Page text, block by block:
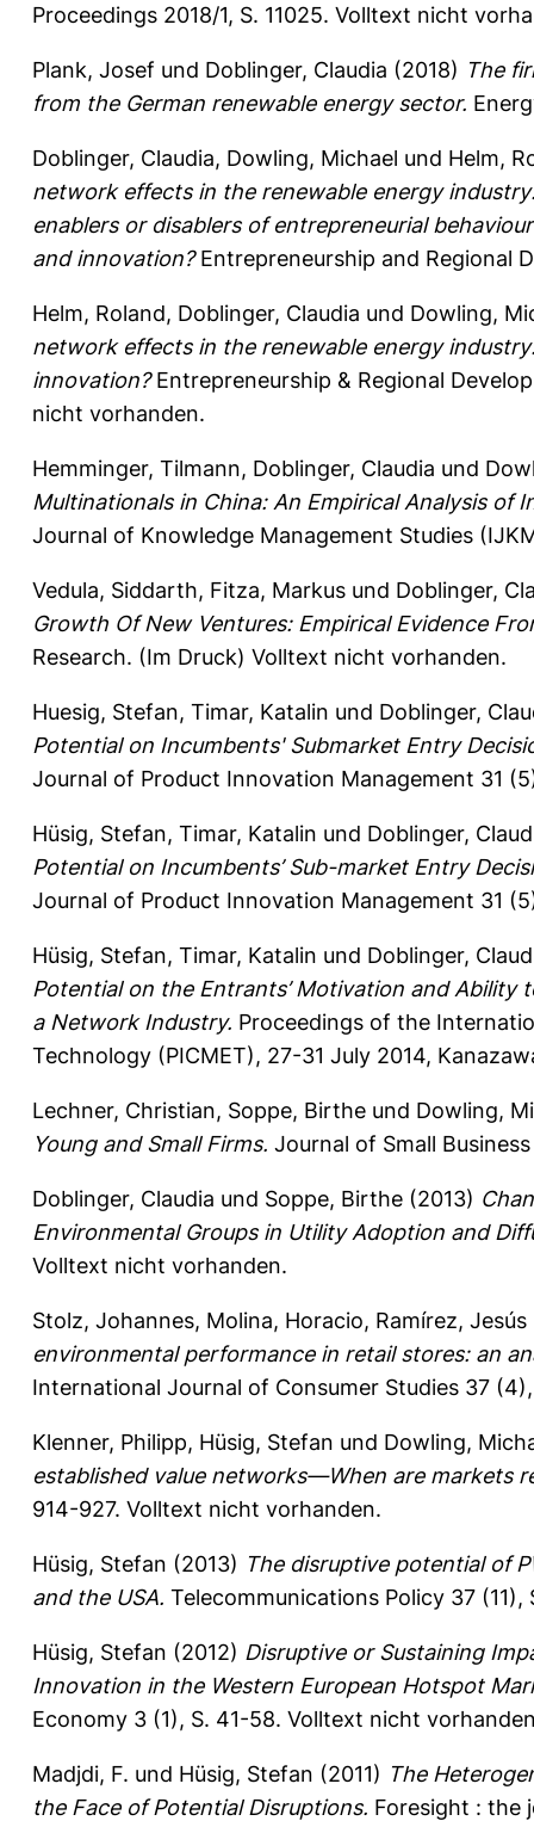
Proceedings 2018/1, S. 11025. Volltext nicht
Plank, Josef und Doblinger, Claudia (2018) The
from the German renewable energy sector.
Doblinger, Claudia, Dowling, Michael und Helm,
network effects in the renewable energy
enablers or disablers of entrepreneurial behaviour
and innovation?Entrepreneurship and Regional
Helm, Roland, Doblinger, Claudia und Dowling,
network effects in the renewable energy
innovation?Entrepreneurship & Regional
nicht vorhanden.
Hemminger, Tilmann, Doblinger, Claudia und
Multinationals in China: An Empirical Analysis of
Journal of Knowledge Management Studies
Vedula, Siddarth, Fitza, Markus und Doblinger,
Growth Of New Ventures: Empirical Evidence
Research. (Im Druck) Volltext nicht vorhanden.
Huesig, Stefan, Timar, Katalin und Doblinger,
Potential on Incumbents' Submarket Entry
Journal of Product Innovation Management 31
Hüsig, Stefan, Timar, Katalin und Doblinger,
Potential on Incumbents’ Sub-market Entry
Journal of Product Innovation Management 31
Hüsig, Stefan, Timar, Katalin und Doblinger,
Potential on the Entrants’ Motivation and
a Network Industry. Proceedings of the
Technology (PICMET), 27-31 July 2014,
Lechner, Christian, Soppe, Birthe und Dowling,
Young and Small Firms. Journal of Small
Doblinger, Claudia und Soppe, Birthe (2013)
Environmental Groups in Utility Adoption and
Volltext nicht vorhanden.
Stolz, Johannes, Molina, Horacio, Ramírez, Jesús
environmental performance in retail stores: an
International Journal of Consumer Studies 37
Klenner, Philipp, Hüsig, Stefan und Dowling,
established value networks—When are markets
914-927. Volltext nicht vorhanden.
Hüsig, Stefan (2013) The disruptive potential of
and the USA. Telecommunications Policy 37 (11),
Hüsig, Stefan (2012) Disruptive or Sustaining
Innovation in the Western European Hotspot
Economy 3 (1), S. 41-58. Volltext nicht
Madjdi, F. und Hüsig, Stefan (2011) The
the Face of Potential Disruptions. Foresight : the